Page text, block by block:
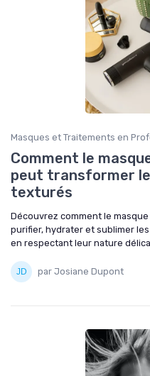
Masques et Traitements en
Comment le
peut transformer
texturés
Découvrez comment le
purifier, hydrater et sublimer
en respectant leur nature
par Josiane Dupont